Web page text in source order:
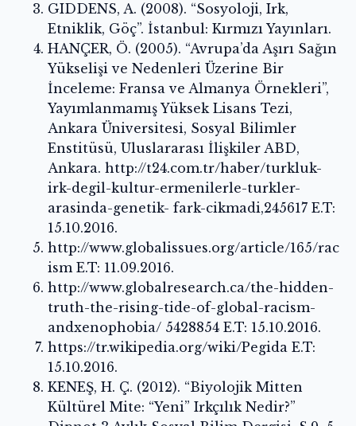
GIDDENS, A. (2008). “Sosyoloji, Irk,
Etniklik, Göç”. İstanbul: Kırmızı Yayınları.
HANÇER, Ö. (2005). “Avrupa’da Aşırı Sağın
Yükselişi ve Nedenleri Üzerine Bir
İnceleme: Fransa ve Almanya Örnekleri”,
Yayımlanmamış Yüksek Lisans Tezi,
Ankara Üniversitesi, Sosyal Bilimler
Enstitüsü, Uluslararası İlişkiler ABD,
Ankara. http://t24.com.tr/haber/turkluk-
irk-degil-kultur-ermenilerle-turkler-
arasinda-genetik- fark-cikmadi,245617 E.T:
15.10.2016.
http://www.globalissues.org/article/165/rac
ism E.T: 11.09.2016.
http://www.globalresearch.ca/the-hidden-
truth-the-rising-tide-of-global-racism-
andxenophobia/ 5428854 E.T: 15.10.2016.
https://tr.wikipedia.org/wiki/Pegida E.T:
15.10.2016.
KENEŞ, H. Ç. (2012). “Biyolojik Mitten
Kültürel Mite: “Yeni” Irkçılık Nedir?”